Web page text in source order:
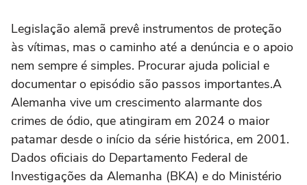
Legislação alemã prevê instrumentos de proteção
às vítimas, mas o caminho até a denúncia e o apoio
nem sempre é simples. Procurar ajuda policial e
documentar o episódio são passos importantes.A
Alemanha vive um crescimento alarmante dos
crimes de ódio, que atingiram em 2024 o maior
patamar desde o início da série histórica, em 2001.
Dados oficiais do Departamento Federal de
Investigações da Alemanha (BKA) e do Ministério